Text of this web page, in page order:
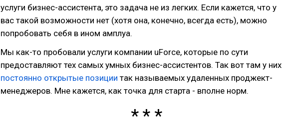
услуги бизнес-ассистента, это задача не из легких. Если кажется, что у
вас такой возможности нет (хотя она, конечно, всегда есть), можно
попробовать себя в ином амплуа.
Мы как-то пробовали услуги компании uForce, которые по сути
предоставляют тех самых умных бизнес-ассистентов. Так вот там у них
постоянно открытые позиции так называемых удаленных проджект-
менеджеров. Мне кажется, как точка для старта - вполне норм.